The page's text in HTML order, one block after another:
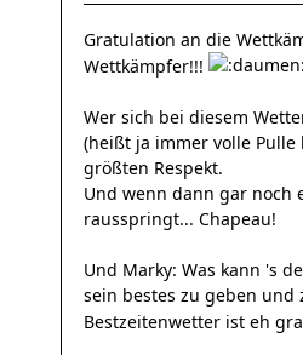
Gratulation an die
Wettkämpfer!!!
Wer sich bei diesem
(heißt ja immer volle
größten Respekt.
Und wenn dann gar noch
rausspringt... Chapeau!
Und Marky: Was kann 's
sein bestes zu geben und
Bestzeitenwetter ist eh